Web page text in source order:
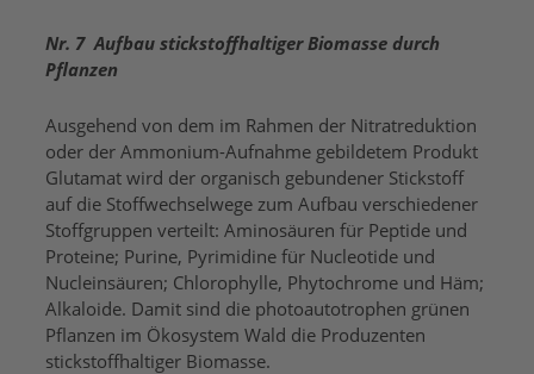
Nr. 7 Aufbau stickstoffhaltiger Biomasse durch
Pflanzen
Ausgehend von dem im Rahmen der Nitratreduktion
oder der Ammonium-Aufnahme gebildetem Produkt
Glutamat wird der organisch gebundener Stickstoff
auf die Stoffwechselwege zum Aufbau verschiedener
Stoffgruppen verteilt: Aminosäuren für Peptide und
Proteine; Purine, Pyrimidine für Nucleotide und
Nucleinsäuren; Chlorophylle, Phytochrome und Häm;
Alkaloide. Damit sind die photoautotrophen grünen
Pflanzen im Ökosystem Wald die Produzenten
stickstoffhaltiger Biomasse.